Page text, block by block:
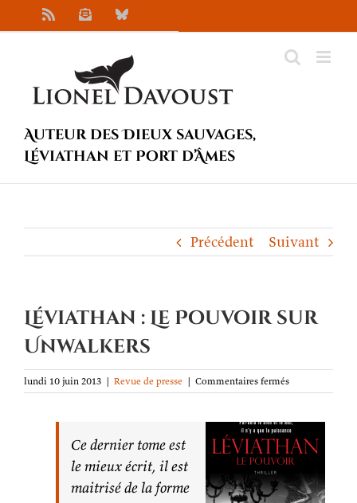
au
NewsletterBluesky
Auteur des Dieux sauvages,
Léviathan et Port d’Âmes
Précédent Suivant
Léviathan : Le Pouvoir sur
Unwalkers
lundi 10 juin 2013 | Revue de presse | Commentaires ferméssur
Léviathan
Le
Pouvoir
sur
Unwalkers
Ce dernier tome est
le mieux écrit, il est
maitrisé de la forme